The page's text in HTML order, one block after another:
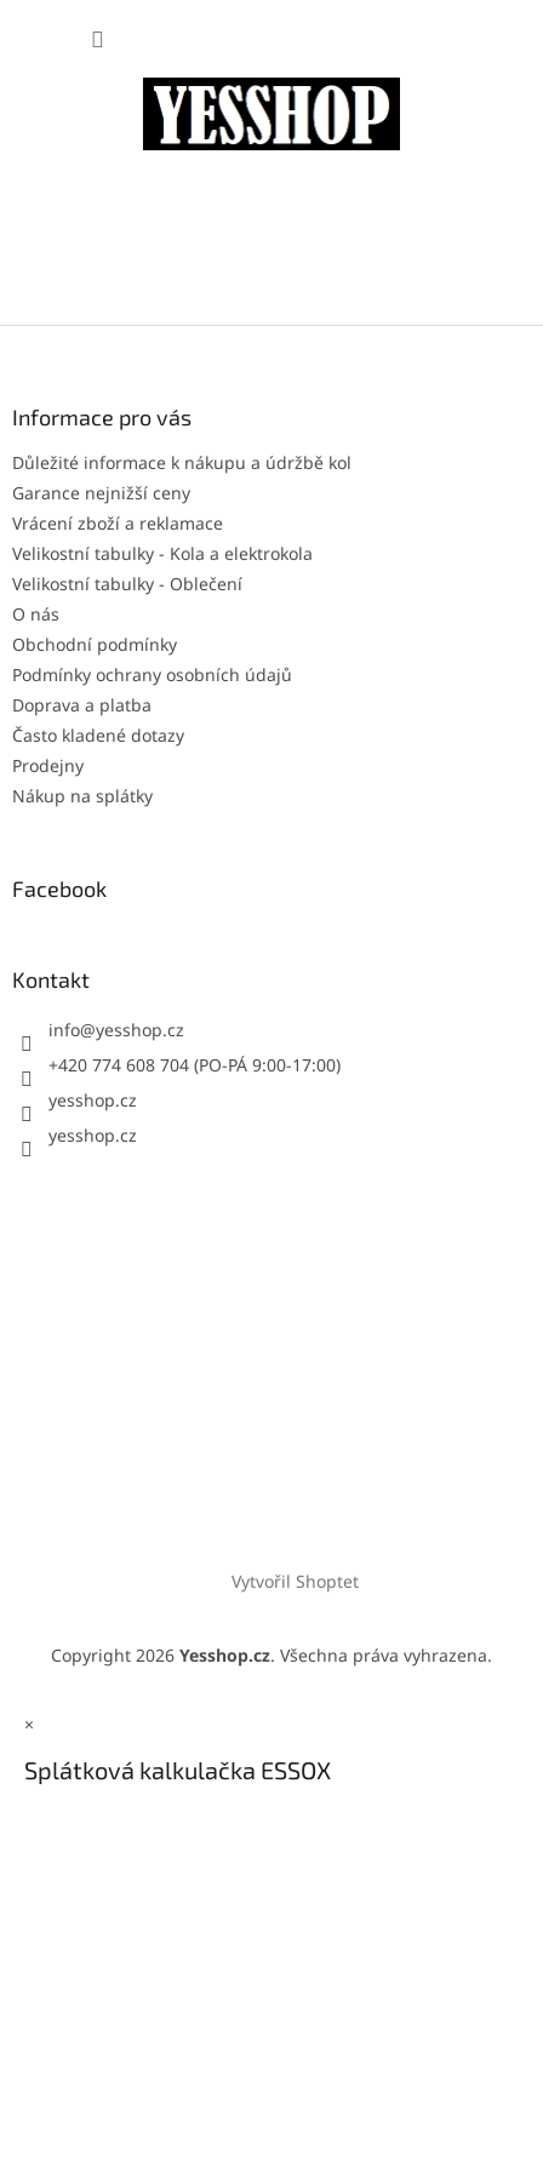
Informace pro vás
Důležité informace k nákupu a údržbě kol
Garance nejnižší ceny
Vrácení zboží a reklamace
Velikostní tabulky - Kola a elektrokola
Velikostní tabulky - Oblečení
O nás
Obchodní podmínky
Podmínky ochrany osobních údajů
Doprava a platba
Často kladené dotazy
Prodejny
Nákup na splátky
Facebook
Kontakt
info@yesshop.cz
+420 774 608 704 (PO-PÁ 9:00-17:00)
yesshop.cz
yesshop.cz
Vytvořil Shoptet
Copyright 2026 Yesshop.cz. Všechna práva vyhrazena.
×
Splátková kalkulačka ESSOX